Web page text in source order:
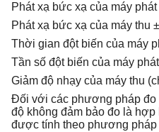
Phát xạ bức xạ của máy phát
Phát xạ bức xạ của máy thu
Thời gian đột biến của máy
Tần số đột biến của máy
Giảm độ nhạy của máy thu
Đối với các phương pháp đo
độ không đảm bảo đo là
được tính theo phương pháp